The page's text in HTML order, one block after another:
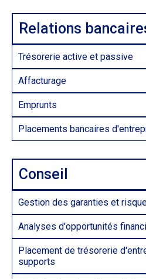
Relations
Trésorerie active et passive
Affacturage
Emprunts
Placements bancaires
Conseil
Gestion des garanties et
Analyses d'opportunités
Placement de trésorerie
supports